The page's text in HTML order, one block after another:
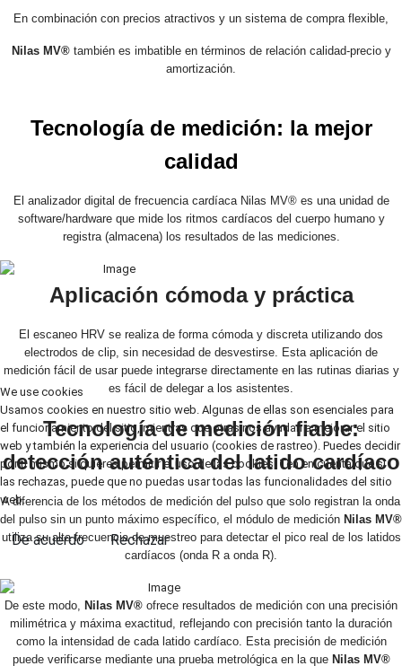
En combinación con precios atractivos y un sistema de compra flexible,
Nilas MV®también es imbatible en términos de relación calidad-precio y
amortización.
Tecnología de medición: la mejor
calidad
El analizador digital de frecuencia cardíaca Nilas MV® es una unidad de
software/hardware que mide los ritmos cardíacos del cuerpo humano y
registra (almacena) los resultados de las mediciones.
Aplicación cómoda y práctica
El escaneo HRV se realiza de forma cómoda y discreta utilizando dos
electrodos de clip, sin necesidad de desvestirse. Esta aplicación de
medición fácil de usar puede integrarse directamente en las rutinas diarias y
es fácil de delegar a los asistentes.
Tecnología de medición fiable:
detección auténtica del latido cardíaco
A diferencia de los métodos de medición del pulso que solo registran la onda
del pulso sin un punto máximo específico, el módulo de medición Nilas MV®
utiliza su alta frecuencia de muestreo para detectar el pico real de los latidos
cardíacos (onda R a onda R).
De este modo, Nilas MV® ofrece resultados de medición con una precisión
milimétrica y máxima exactitud, reflejando con precisión tanto la duración
como la intensidad de cada latido cardíaco. Esta precisión de medición
puede verificarse mediante una prueba metrológica en la que Nilas MV®
We use cookies
Usamos cookies en nuestro sitio web. Algunas de ellas son esenciales para
el funcionamiento del sitio, mientras que otras nos ayudan a mejorar el sitio
web y también la experiencia del usuario (cookies de rastreo). Puedes decidir
por ti mismo si quieres permitir el uso de las cookies. Ten en cuenta que si
las rechazas, puede que no puedas usar todas las funcionalidades del sitio
web.
De acuerdo Rechazar